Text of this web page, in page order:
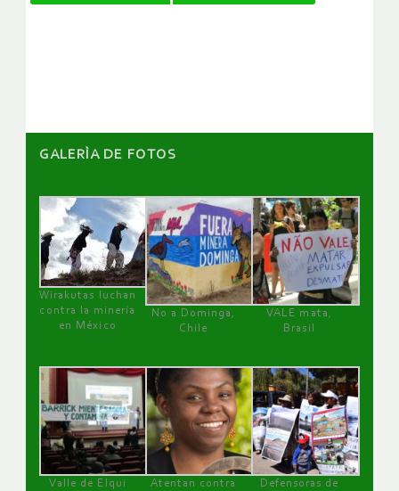
GALERÌA DE FOTOS
Wirakutas luchan
contra la minería
en México
No a Dominga,
Chile
VALE mata,
Brasil
Valle de Elqui
Atentan contra
Defensoras de